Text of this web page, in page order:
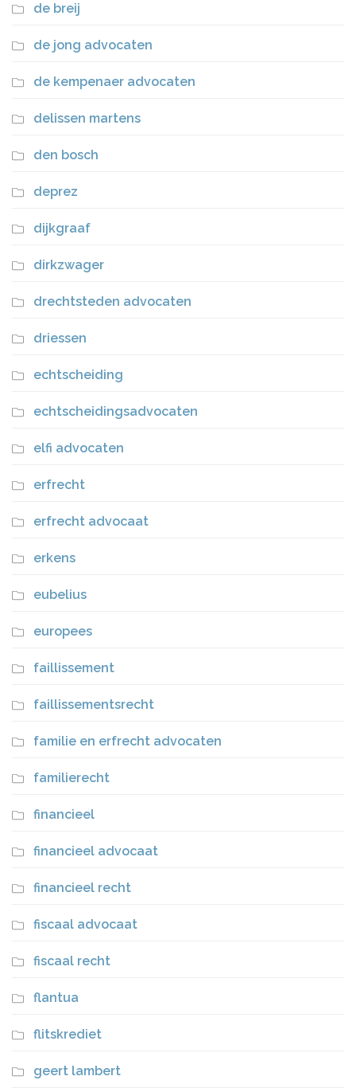
de breij
de jong advocaten
de kempenaer advocaten
delissen martens
den bosch
deprez
dijkgraaf
dirkzwager
drechtsteden advocaten
driessen
echtscheiding
echtscheidingsadvocaten
elfi advocaten
erfrecht
erfrecht advocaat
erkens
eubelius
europees
faillissement
faillissementsrecht
familie en erfrecht advocaten
familierecht
financieel
financieel advocaat
financieel recht
fiscaal advocaat
fiscaal recht
flantua
flitskrediet
geert lambert